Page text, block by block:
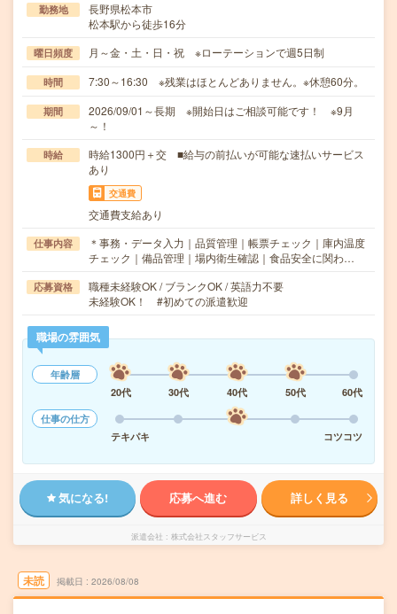
勤務地
長野県松本市
松本駅から徒歩16分
曜日頻度 月～金・土・日・祝 ※ローテーションで週5日制
時間 7:30～16:30 ※残業はほとんどありません。※休憩60分。
期間
2026/09/01～長期 ※開始日はご相談可能です！ ※9月
～！
時給
時給1300円＋交 ■給与の前払いが可能な速払いサービス
あり
交通費
交通費支給あり
仕事内容
＊事務・データ入力｜品質管理｜帳票チェック｜庫内温度
チェック｜備品管理｜場内衛生確認｜食品安全に関わ…
応募資格
職種未経験OK / ブランクOK / 英語力不要
未経験OK！ #初めての派遣歓迎
職場の雰囲気
年齢層
20代
30代 40代 50代
60代
仕事の仕方
テキパキ
コツコツ
気になる! 応募へ進む 詳しく見る
派遣会社 株式会社スタッフサービス
未読 掲載日 2026/08/08